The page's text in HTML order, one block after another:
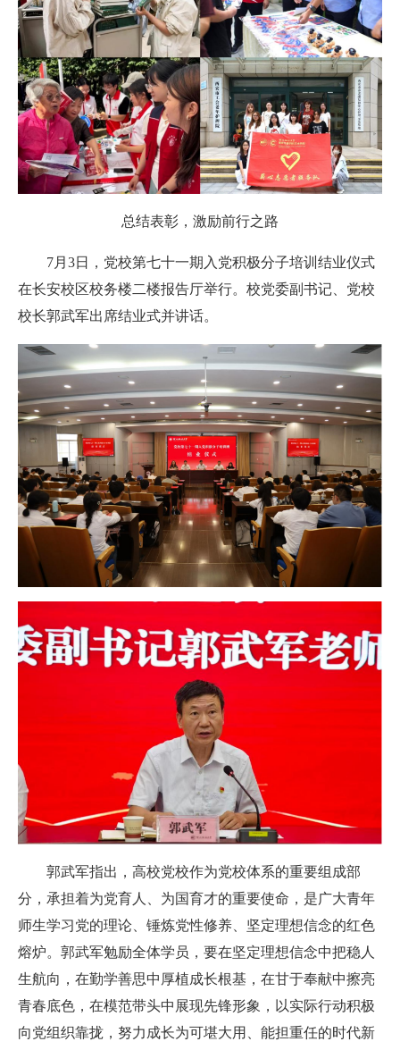
总结表彰，激励前行之路
7月3日，党校第七十一期入党积极分子培训结业仪式
在长安校区校务楼二楼报告厅举行。校党委副书记、党校
校长郭武军出席结业式并讲话。
郭武军指出，高校党校作为党校体系的重要组成部
分，承担着为党育人、为国育才的重要使命，是广大青年
师生学习党的理论、锤炼党性修养、坚定理想信念的红色
熔炉。郭武军勉励全体学员，要在坚定理想信念中把稳人
生航向，在勤学善思中厚植成长根基，在甘于奉献中擦亮
青春底色，在模范带头中展现先锋形象，以实际行动积极
向党组织靠拢，努力成长为可堪大用、能担重任的时代新